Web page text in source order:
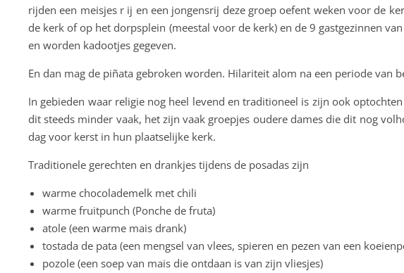
rijden een meisjes r ij en een jongensrij deze groep oefent weken voor de
de kerk of op het dorpsplein (meestal voor de kerk) en de 9 gastgezinnen
en worden kadootjes gegeven.
En dan mag de piñata gebroken worden. Hilariteit alom na een periode van
In gebieden waar religie nog heel levend en traditioneel is zijn ook
dit steeds minder vaak, het zijn vaak groepjes oudere dames die dit nog
dag voor kerst in hun plaatselijke kerk.
Traditionele gerechten en drankjes tijdens de posadas zijn
warme chocolademelk met chili
warme fruitpunch (Ponche de fruta)
atole (een warme mais drank)
tostada de pata (een mengsel van vlees, spieren en pezen van een
pozole (een soep van mais die ontdaan is van zijn vliesjes)